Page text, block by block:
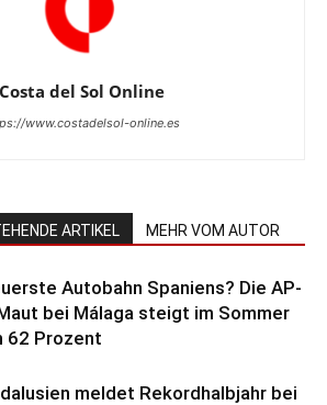
Costa del Sol Online
www.costadelsol-online.es
ARTIKEL MEHR VOM AUTOR
Autobahn Spaniens? Die AP-
bei Málaga steigt im Sommer
62 Prozent
meldet Rekordhalbjahr bei